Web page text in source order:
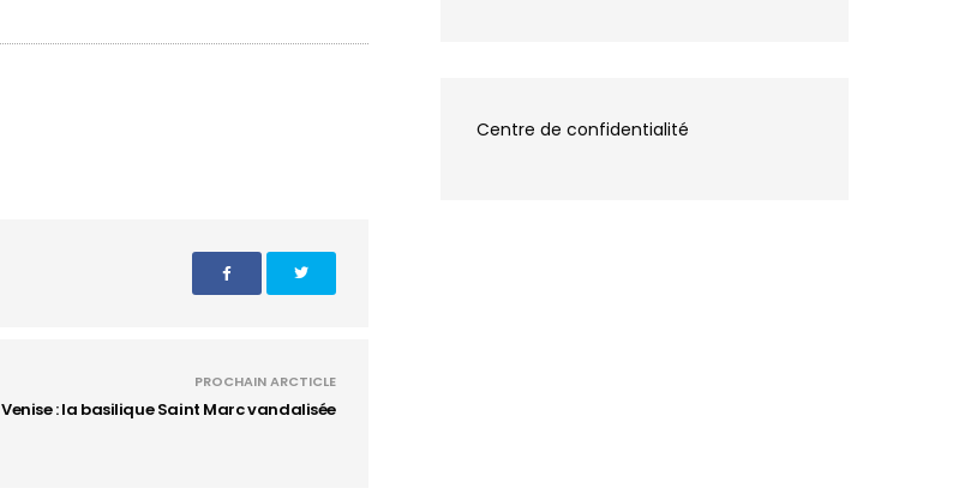
PROCHAIN ARCTICLE
Venise : la basilique Saint Marc vandalisée
Centre de confidentialité